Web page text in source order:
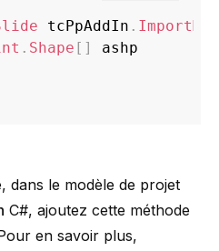
tcPpAddIn .
. Shape [ ]
dans le modèle de projet
C#, ajoutez cette méthode
en savoir plus,